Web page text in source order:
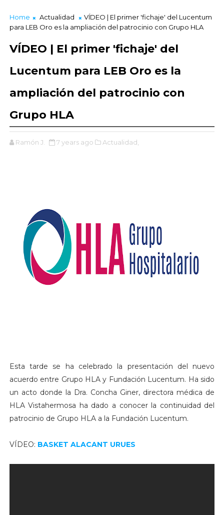
Home Actualidad
VÍDEO | El primer 'fichaje' del Lucentum
para LEB Oro es la ampliación del patrocinio con Grupo HLA
VÍDEO | El primer 'fichaje' del
Lucentum para LEB Oro es la
ampliación del patrocinio con
Grupo HLA
Ramón J. 7 years ago Actualidad,
Esta tarde se ha celebrado la presentación del nuevo
acuerdo entre Grupo HLA y Fundación Lucentum. Ha sido
un acto donde la Dra. Concha Giner, directora médica de
HLA Vistahermosa ha dado a conocer la continuidad del
patrocinio de Grupo HLA a la Fundación Lucentum.
VÍDEO: BASKET ALACANT URUES